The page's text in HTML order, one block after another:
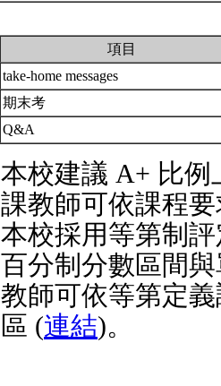
項目
take-home messages
期末考
Q&A
本校建議 A+ 比例
課教師可依課程
本校採用等第制
百分制分數區間
教師可依等第定
區 (連結)。